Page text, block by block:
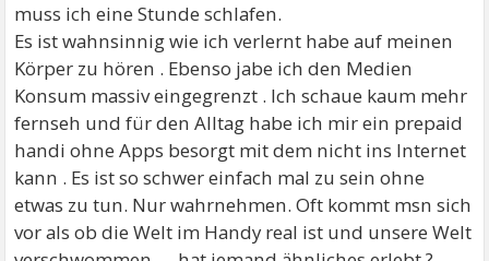
muss ich eine Stunde schlafen.
Es ist wahnsinnig wie ich verlernt habe auf meinen
Körper zu hören . Ebenso jabe ich den Medien
Konsum massiv eingegrenzt . Ich schaue kaum mehr
fernseh und für den Alltag habe ich mir ein prepaid
handi ohne Apps besorgt mit dem nicht ins Internet
kann . Es ist so schwer einfach mal zu sein ohne
etwas zu tun. Nur wahrnehmen. Oft kommt msn sich
vor als ob die Welt im Handy real ist und unsere Welt